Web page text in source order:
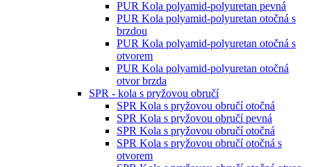
PUR Kola polyamid-polyuretan pevná
PUR Kola polyamid-polyuretan otočná s
brzdou
PUR Kola polyamid-polyuretan otočná s
otvorem
PUR Kola polyamid-polyuretan otočná
otvor brzda
SPR - kola s pryžovou obručí
SPR Kola s pryžovou obručí otočná
SPR Kola s pryžovou obručí pevná
SPR Kola s pryžovou obručí otočná
SPR Kola s pryžovou obručí otočná s
otvorem